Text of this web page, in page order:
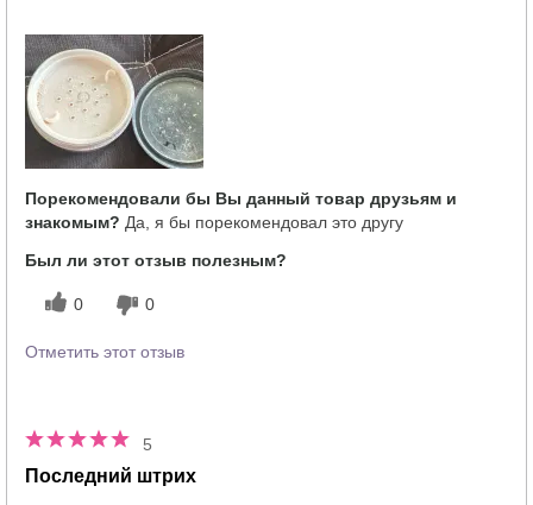
продукта?
Как отличается опыт использования
этого продукта от декоративной
косметики других брендов?
Порекомендовали бы Вы данный товар друзьям и
знакомым? Да, я бы порекомендовал это другу
Был ли этот отзыв полезным?
0 0
Отметить этот отзыв
5
Последний штрих